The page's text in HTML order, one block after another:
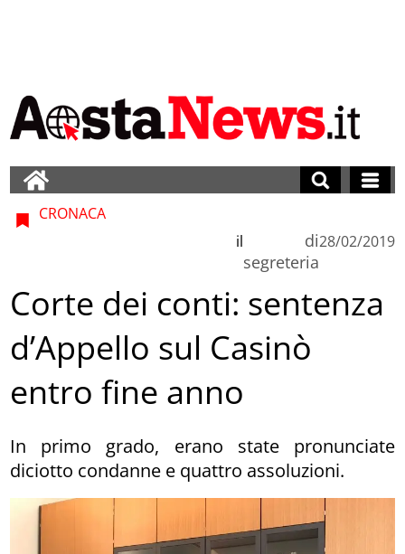
CRONACA
di
segreteria
il 28/02/2019
Corte dei conti: sentenza
d’Appello sul Casinò
entro fine anno
In primo grado, erano state pronunciate
diciotto condanne e quattro assoluzioni.